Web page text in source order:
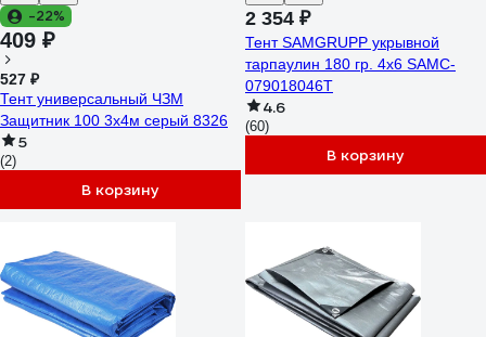
-22%
409 ₽
527 ₽
Тент универсальный ЧЗМ
Защитник 100 3х4м серый 8326
5
(2)
В корзину
2 354 ₽
Тент SAMGRUPP укрывной
тарпаулин 180 гр. 4x6 SAMC-
079018046Т
4.6
(60)
В корзину